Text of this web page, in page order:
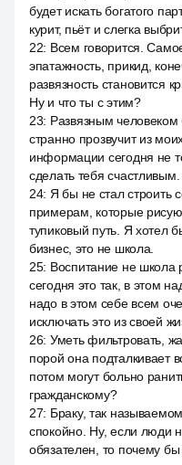
будет искать богатого
курит, пьёт и слегка
22: Всем говорится.
эпатажность, прикид,
развязность становится
Ну и что ты с этим?
23: Развязным
странно прозвучит из
информации сегодня не
сделать тебя счастливым.
24: Я бы не стал строить
примерам, которые
тупиковый путь. Я хотел
бизнес, это не школа.
25: Воспитание не школа
сегодня это так, в этом
надо в этом себе всем
исключать это из своей
26: Уметь фильтровать,
порой она подталкивает
потом могут больно
гражданскому?
27: Браку, так
спокойно. Ну, если люди
обязателен, то почему